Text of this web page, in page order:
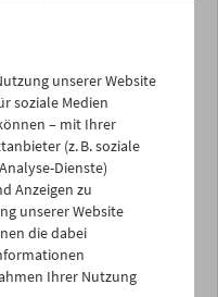
in Handarbeit.
(ab EUR 70,00) können
erhalten
die das
hinaus haben sie an
freien
dieses Tages und
von
des Filmmuseums.
Web-Shop.
unserer Website
soziale Medien
– mit Ihrer
(z. B. soziale
Dienste)
Anzeigen zu
unserer Website
die dabei
Ihrer Nutzung